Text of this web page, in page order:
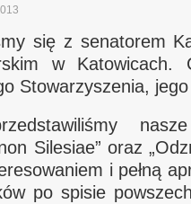
się z senatorem
w Katowicach.
Stowarzyszenia,
Silesiae” oraz
i pełną
po spisie